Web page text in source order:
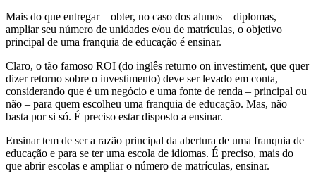
Mais do que entregar – obter, no caso dos alunos – diplomas,
ampliar seu número de unidades e/ou de matrículas, o objetivo
principal de uma franquia de educação é ensinar.
Claro, o tão famoso ROI (do inglês returno on investiment, que quer
dizer retorno sobre o investimento) deve ser levado em conta,
considerando que é um negócio e uma fonte de renda – principal ou
não – para quem escolheu uma franquia de educação. Mas, não
basta por si só. É preciso estar disposto a ensinar.
Ensinar tem de ser a razão principal da abertura de uma franquia de
educação e para se ter uma escola de idiomas. É preciso, mais do
que abrir escolas e ampliar o número de matrículas, ensinar.